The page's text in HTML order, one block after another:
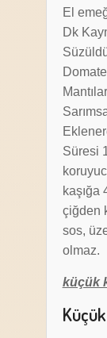
El
Dk
Süresi
kaşığa
çiğden
sos,
olmaz.
küçük